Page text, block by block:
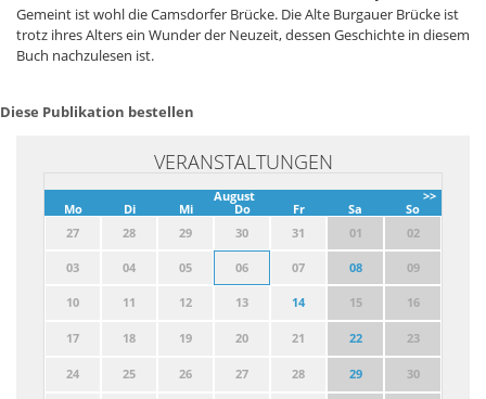
Gemeint ist wohl die Camsdorfer Brücke. Die Alte Burgauer Brücke ist
trotz ihres Alters ein Wunder der Neuzeit, dessen Geschichte in diesem
Buch nachzulesen ist.
Diese Publikation bestellen
VERANSTALTUNGEN
>>
August
Mo
Di Mi Do Fr Sa
So
27
28 29 30 31 01 02
03 04 05 06 07 08 09
10 11 12 13 14 15 16
17 18 19 20 21 22 23
24 25 26 27 28 29 30